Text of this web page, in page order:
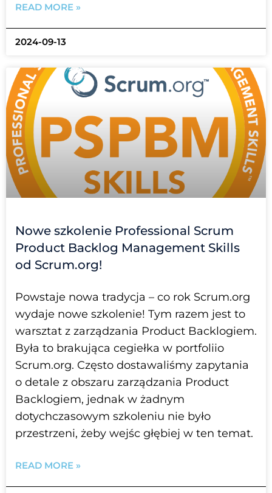
READ MORE »
2024-09-13
Nowe szkolenie Professional Scrum
Product Backlog Management Skills
od Scrum.org!
Powstaje nowa tradycja – co rok Scrum.org
wydaje nowe szkolenie! Tym razem jest to
warsztat z zarządzania Product Backlogiem.
Była to brakująca cegiełka w portfoliio
Scrum.org. Często dostawaliśmy zapytania
o detale z obszaru zarządzania Product
Backlogiem, jednak w żadnym
dotychczasowym szkoleniu nie było
przestrzeni, żeby wejśc głębiej w ten temat.
READ MORE »